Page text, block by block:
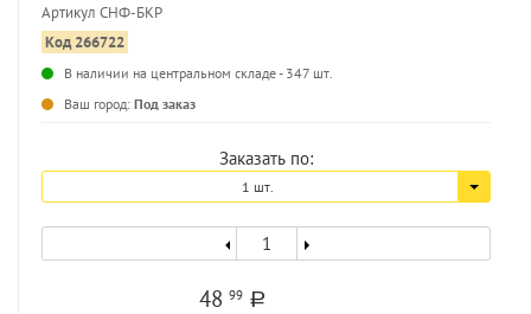
Артикул СНФ-БКР
Код 266722
В наличии на центральном складе - 347 шт.
Ваш город: Под заказ
Заказать по:
1 шт.
4899 a